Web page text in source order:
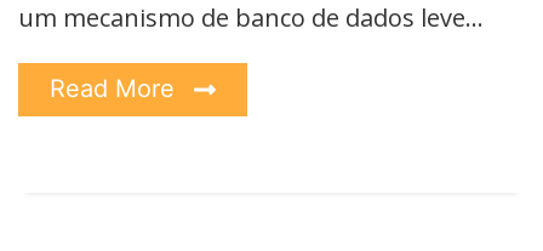
um mecanismo de banco de dados leve…
Read More